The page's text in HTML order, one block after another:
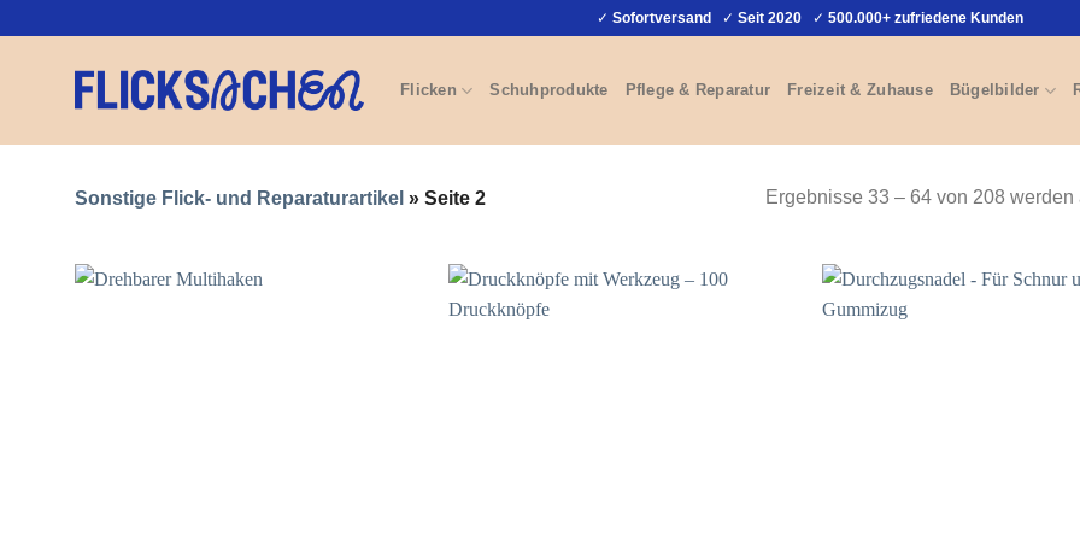
✓ Sofortversand ✓ Seit 2020 ✓ 500.000+ zufriedene Kunden
Flicken Schuhprodukte Pflege & Reparatur Freizeit & Zuhause Bügelbilder
Sonstige Flick- und Reparaturartikel » Seite 2 Ergebnisse 33 – 64 von 208 werden